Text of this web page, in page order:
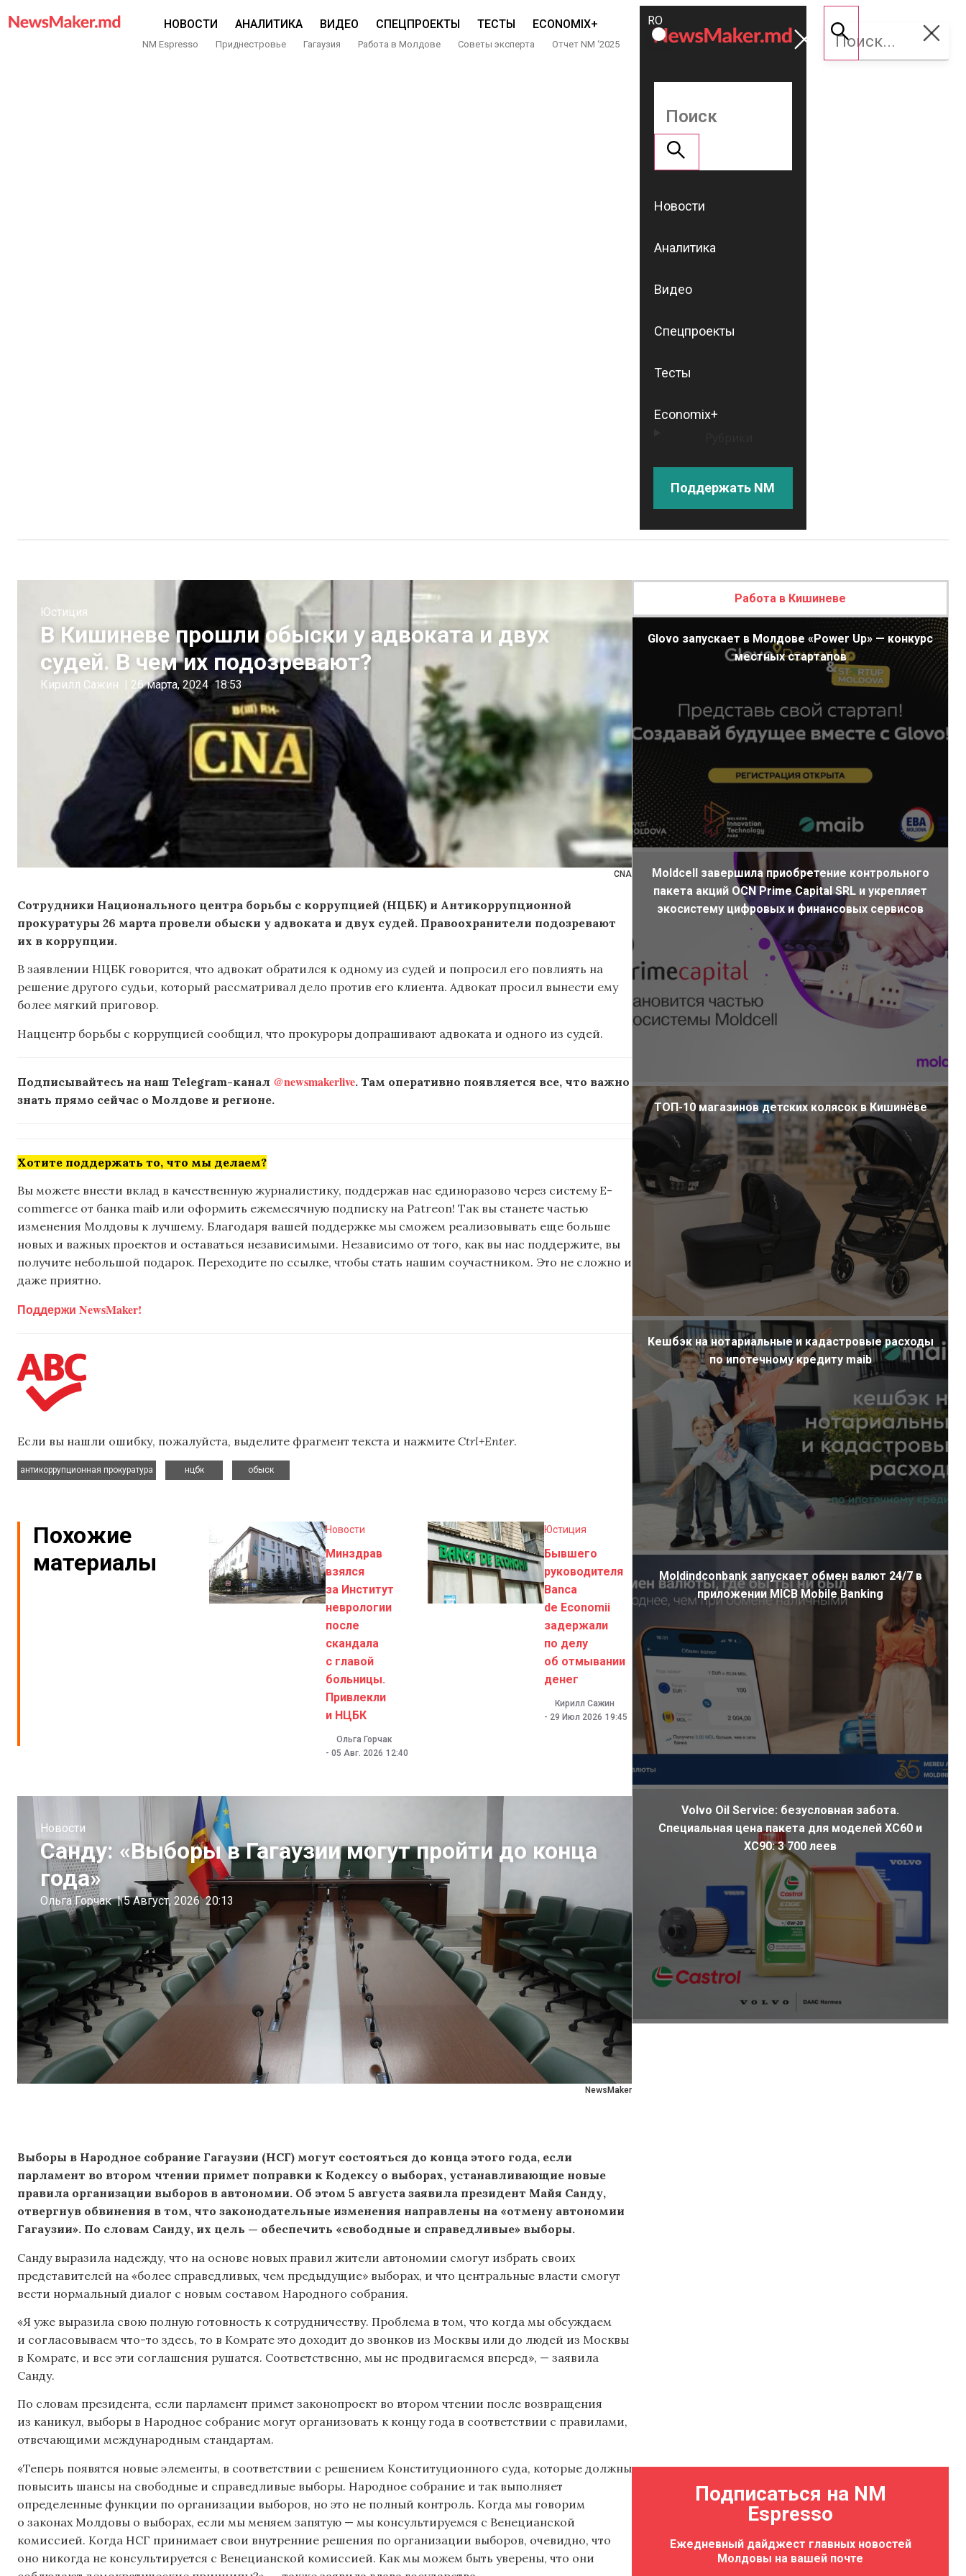
НОВОСТИ АНАЛИТИКА ВИДЕО СПЕЦПРОЕКТЫ ТЕСТЫ ECONOMIX+
NM Espresso Приднестровье Гагаузия Работа в Молдове Советы эксперта Отчет NM ‘2025
ROMÂNĂ
RU
Поддержать
NM
Новости
Аналитика
Видео
Спецпроекты
Тесты
Economix+
Поддержать NM
CNA
Юстиция
В Кишиневе прошли обыски у адвоката и двух
судей. В чем их подозревают?
Кирилл Сажин | 26 марта, 2024 18:53
Сотрудники Национального центра борьбы с коррупцией (НЦБК) и Антикоррупционной
прокуратуры 26 марта провели обыски у адвоката и двух судей. Правоохранители подозревают
их в коррупции.
В заявлении НЦБК говорится, что адвокат обратился к одному из судей и попросил его повлиять на
решение другого судьи, который рассматривал дело против его клиента. Адвокат просил вынести ему
более мягкий приговор.
Наццентр борьбы с коррупцией сообщил, что прокуроры допрашивают адвоката и одного из судей.
Подписывайтесь на наш Telegram-канал @newsmakerlive. Там оперативно появляется все, что важно
знать прямо сейчас о Молдове и регионе.
Хотите поддержать то, что мы делаем?
Вы можете внести вклад в качественную журналистику, поддержав нас единоразово через систему E-
commerce от банка maib или оформить ежемесячную подписку на Patreon! Так вы станете частью
изменения Молдовы к лучшему. Благодаря вашей поддержке мы сможем реализовывать еще больше
новых и важных проектов и оставаться независимыми. Независимо от того, как вы нас поддержите, вы
получите небольшой подарок. Переходите по ссылке, чтобы стать нашим соучастником. Это не сложно и
даже приятно.
Поддержи NewsMaker!
Если вы нашли ошибку, пожалуйста, выделите фрагмент текста и нажмите Ctrl+Enter.
антикоррупционная прокуратура
нцбк
обыск
Похожие
материалы
Новости
Минздрав
взялся
за Институт
неврологии
после
скандала
с главой
больницы.
Привлекли
и НЦБК
Ольга Горчак
- 05 Авг. 2026 12:40
Юстиция
Бывшего
руководителя
Banca
de Economii
задержали
по делу
об отмывании
денег
Кирилл Сажин
- 29 Июл 2026 19:45
NewsMaker
Новости
Санду: «Выборы в Гагаузии могут пройти до конца
года»
Ольга Горчак | 5 Август, 2026 20:13
Выборы в Народное собрание Гагаузии (НСГ) могут состояться до конца этого года, если
парламент во втором чтении примет поправки к Кодексу о выборах, устанавливающие новые
правила организации выборов в автономии. Об этом 5 августа заявила президент Майя Санду,
отвергнув обвинения в том, что законодательные изменения направлены на «отмену автономии
Гагаузии». По словам Санду, их цель — обеспечить «свободные и справедливые» выборы.
Санду выразила надежду, что на основе новых правил жители автономии смогут избрать своих
представителей на «более справедливых, чем предыдущие» выборах, и что центральные власти смогут
вести нормальный диалог с новым составом Народного собрания.
«Я уже выразила свою полную готовность к сотрудничеству. Проблема в том, что когда мы обсуждаем
и согласовываем что-то здесь, то в Комрате это доходит до звонков из Москвы или до людей из Москвы
в Комрате, и все эти соглашения рушатся. Соответственно, мы не продвигаемся вперед», — заявила
Санду.
По словам президента, если парламент примет законопроект во втором чтении после возвращения
из каникул, выборы в Народное собрание могут организовать к концу года в соответствии с правилами,
отвечающими международным стандартам.
«Теперь появятся новые элементы, в соответствии с решением Конституционного суда, которые должны
повысить шансы на свободные и справедливые выборы. Народное собрание и так выполняет
определенные функции по организации выборов, но это не полный контроль. Когда мы говорим
о законах Молдовы о выборах, если мы меняем запятую — мы консультируемся с Венецианской
комиссией. Когда НСГ принимает свои внутренние решения по организации выборов, очевидно, что
оно никогда не консультируется с Венецианской комиссией. Как мы можем быть уверены, что они
Работа в Кишиневе
Glovo запускает в Молдове «Power Up» — конкурс
местных стартапов
Moldcell завершила приобретение контрольного
пакета акций OCN Prime Capital SRL и укрепляет
экосистему цифровых и финансовых сервисов
ТОП-10 магазинов детских колясок в Кишинёве
Кешбэк на нотариальные и кадастровые расходы
по ипотечному кредиту maib
Moldindconbank запускает обмен валют 24/7 в
приложении MICB Mobile Banking
Volvo Oil Service: безусловная забота.
Специальная цена пакета для моделей XC60 и
XC90: 3 700 леев
Подписаться на NM
Espresso
Ежедневный дайджест главных новостей
Молдовы на вашей почте